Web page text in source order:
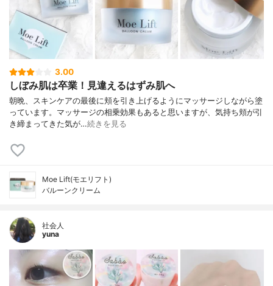
3.00
しぼみ肌は卒業！見違えるはずみ肌へ
朝晩、スキンケアの最後に頬を引き上げるようにマッサージしながら塗
っています。マッサージの相乗効果もあると思いますが、気持ち頬が引
き締まってきた気が…続きを見る
Moe Lift(モエリフト)
バルーンクリーム
社会人
yuna